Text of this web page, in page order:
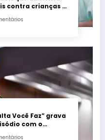
contra crianças é
Você Faz” grava
com o